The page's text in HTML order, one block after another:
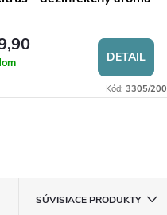
SÚVISIACE PRODUKTY
DETAIL
Kód: 3305/200